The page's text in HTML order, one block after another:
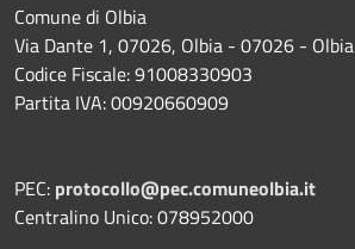
Comune di Olbia
Via Dante 1, 07026, Olbia - 07026 - Olbia
Codice Fiscale: 91008330903
Partita IVA: 00920660909
PEC: protocollo@pec.comuneolbia.it
Centralino Unico: 078952000